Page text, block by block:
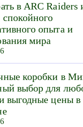
в ARC Raiders
спокойного
опыта и
мира
коробки в
выбор для
выгодные цены